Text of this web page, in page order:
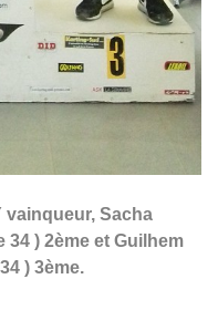
vainqueur, Sacha
34 ) 2ème et Guilhem
) 3ème.